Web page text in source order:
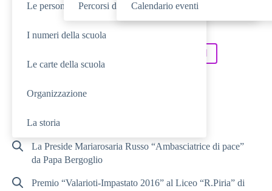
Le persone
I numeri della scuola
Le carte della scuola
Organizzazione
La storia
Percorsi di studioCalendario eventi
SCUOLA
RICERCHE FREQUENTI
La Preside Mariarosaria Russo “Ambasciatrice di pace”
da Papa Bergoglio
Premio “Valarioti-Impastato 2016” al Liceo “R.Piria” di